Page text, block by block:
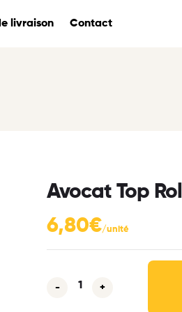
livraison Contact
Avocat Top
6,80€
- +